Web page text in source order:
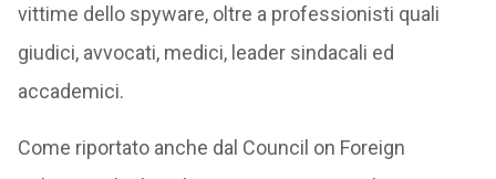
vittime dello spyware, oltre a professionisti quali
giudici, avvocati, medici, leader sindacali ed
accademici.
Come riportato anche dal Council on Foreign